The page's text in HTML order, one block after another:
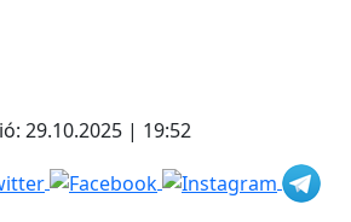
29.10.2025 | 19:52